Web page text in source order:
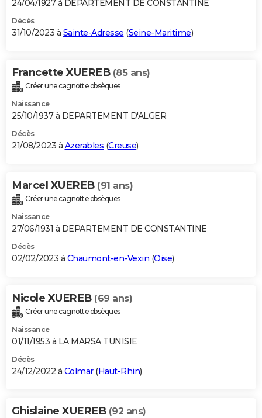
24/04/1927 à DEPARTEMENT DE CONSTANTINE
Décès
31/10/2023 à Sainte-Adresse (Seine-Maritime)
Francette XUEREB (85 ans)
Créer une cagnotte obsèques
Naissance
25/10/1937 à DEPARTEMENT D'ALGER
Décès
21/08/2023 à Azerables (Creuse)
Marcel XUEREB (91 ans)
Créer une cagnotte obsèques
Naissance
27/06/1931 à DEPARTEMENT DE CONSTANTINE
Décès
02/02/2023 à Chaumont-en-Vexin (Oise)
Nicole XUEREB (69 ans)
Créer une cagnotte obsèques
Naissance
01/11/1953 à LA MARSA TUNISIE
Décès
24/12/2022 à Colmar(Haut-Rhin)
Ghislaine XUEREB (92 ans)